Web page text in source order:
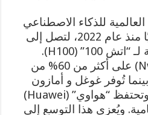
للذكاء الاصطناعي
بمقدار 3.3 أضعاف سنويًا منذ عام 2022، لتصل إلى
17.1 مليون وحدة مكافئة لـ “اتش 100” (H100).
وتستحوذ “انفيديا” (Nvidia) على أكثر من 60% من
تُوفر غوغل و أمازون
معظم النسبة المتبقية، وتحتفظ “هواوي” (Huawei)
ويُعزى هذا التوسع إلى